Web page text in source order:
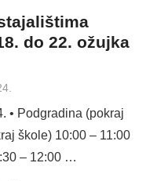
do 22. ožujka
• Podgradina (pokraj
škole) 10:00 – 11:00
– 12:00 …